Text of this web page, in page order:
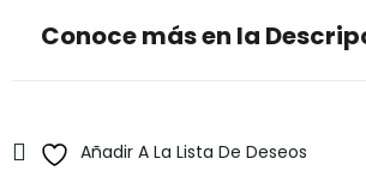
Conoce más en la
Añadir A La Lista De Deseos